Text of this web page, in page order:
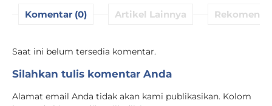
Komentar (0) Artikel Lainnya
Saat ini belum tersedia komentar.
Silahkan tulis komentar Anda
Alamat email Anda tidak akan kami publikasikan. Kolom